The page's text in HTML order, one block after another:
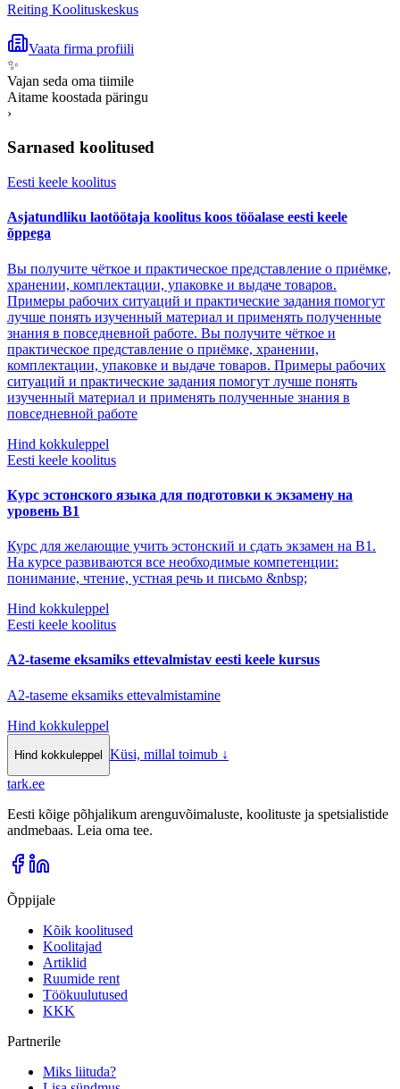
Reiting Koolituskeskus
Vaata firma profiili
✨
Vajan seda oma tiimile
Aitame koostada päringu
›
Sarnased koolitused
Eesti keele koolitus
Asjatundliku laotöötaja koolitus koos tööalase eesti keele
õppega
Вы получите чёткое и практическое представление о приёмке,
хранении, комплектации, упаковке и выдаче товаров.
Примеры рабочих ситуаций и практические задания помогут
лучше понять изученный материал и применять полученные
знания в повседневной работе. Вы получите чёткое и
практическое представление о приёмке, хранении,
комплектации, упаковке и выдаче товаров. Примеры рабочих
ситуаций и практические задания помогут лучше понять
изученный материал и применять полученные знания в
повседневной работе
Hind kokkuleppel
Eesti keele koolitus
Курс эстонского языка для подготовки к экзамену на
уровень B1
Курс для желающие учить эстонский и сдать экзамен на В1.
На курсе развиваются все необходимые компетенции:
понимание, чтение, устная речь и письмо &nbsp;
Hind kokkuleppel
Eesti keele koolitus
A2-taseme eksamiks ettevalmistav eesti keele kursus
A2-taseme eksamiks ettevalmistamine
Hind kokkuleppel
Hind kokkuleppel Küsi, millal toimub ↓
tark.ee
Eesti kõige põhjalikum arenguvõimaluste, koolituste ja spetsialistide
andmebaas. Leia oma tee.
Õppijale
Kõik koolitused
Koolitajad
Artiklid
Ruumide rent
Töökuulutused
KKK
Partnerile
Miks liituda?